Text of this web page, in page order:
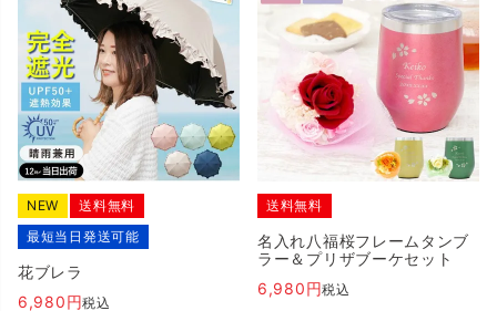
NEW
送料無料
最短当日発送可能
花ブレラ
6,980
税込
送料無料
名入れ八福桜フレームタンブ
ラー＆プリザブーケセット
6,980
税込